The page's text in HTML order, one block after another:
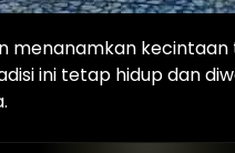
menanamkan
ini tetap hidup dan